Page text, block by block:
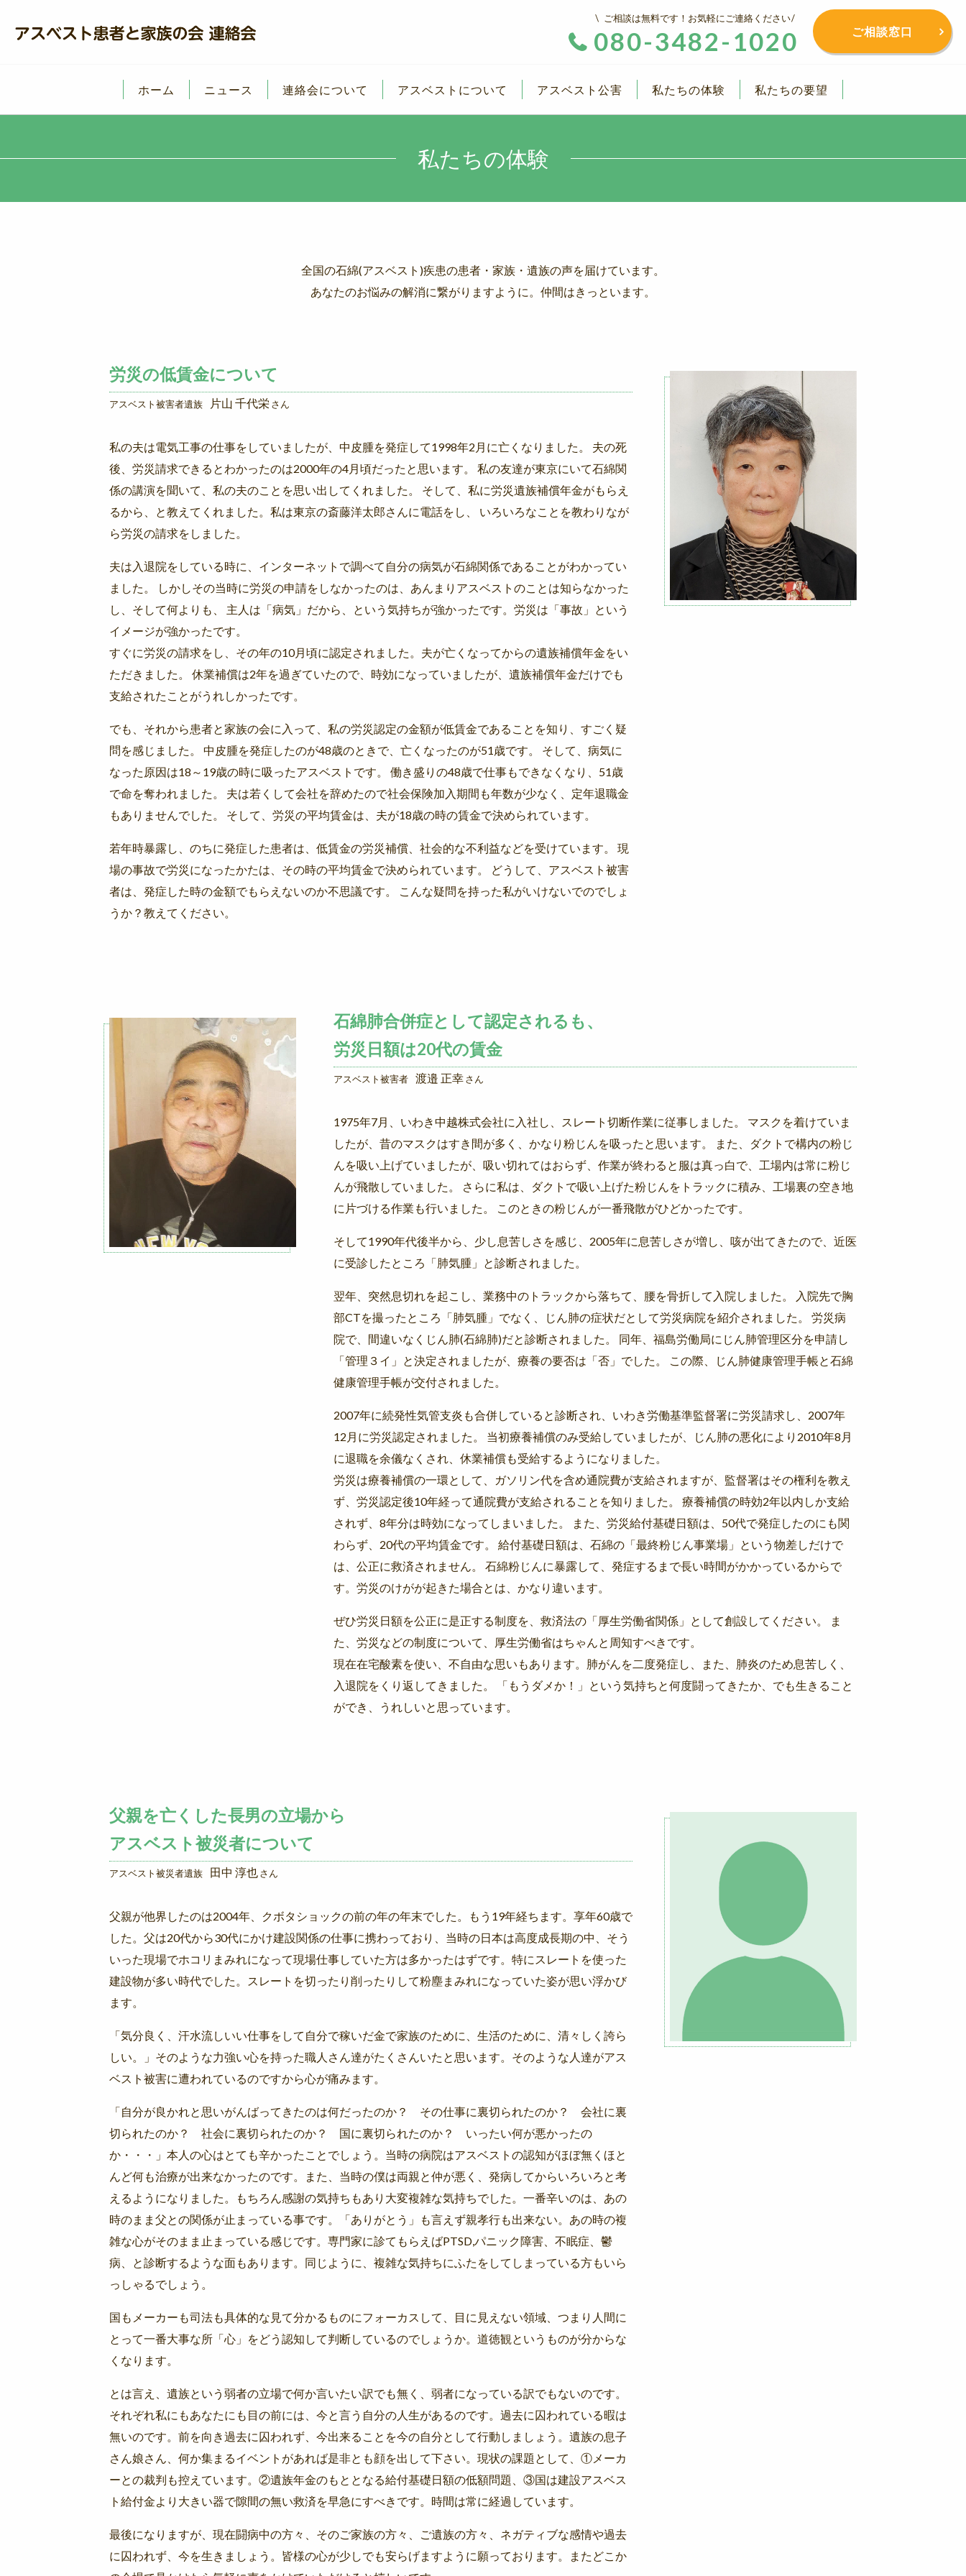
ご相談は無料です！お気軽にご連絡ください
080-3482-1020 ご相談窓口
ホーム ニュース 連絡会について アスベストについて アスベスト公害 私たちの体験 私たちの要望
私たちの体験
全国の石綿(アスベスト)疾患の患者・家族・遺族の声を届けています。
あなたのお悩みの解消に繋がりますように。仲間はきっといます。
労災の低賃金について
アスベスト被害者遺族 片山 千代栄さん
私の夫は電気工事の仕事をしていましたが、中皮腫を発症して1998年2月に亡くなりました。 夫の死
後、労災請求できるとわかったのは2000年の4月頃だったと思います。 私の友達が東京にいて石綿関
係の講演を聞いて、私の夫のことを思い出してくれました。 そして、私に労災遺族補償年金がもらえ
るから、と教えてくれました。私は東京の斎藤洋太郎さんに電話をし、 いろいろなことを教わりなが
ら労災の請求をしました。
夫は入退院をしている時に、インターネットで調べて自分の病気が石綿関係であることがわかってい
ました。 しかしその当時に労災の申請をしなかったのは、あんまりアスベストのことは知らなかった
し、そして何よりも、 主人は「病気」だから、という気持ちが強かったです。労災は「事故」という
イメージが強かったです。
すぐに労災の請求をし、その年の10月頃に認定されました。夫が亡くなってからの遺族補償年金をい
ただきました。 休業補償は2年を過ぎていたので、時効になっていましたが、遺族補償年金だけでも
支給されたことがうれしかったです。
でも、それから患者と家族の会に入って、私の労災認定の金額が低賃金であることを知り、すごく疑
問を感じました。 中皮腫を発症したのが48歳のときで、亡くなったのが51歳です。 そして、病気に
なった原因は18～19歳の時に吸ったアスベストです。 働き盛りの48歳で仕事もできなくなり、51歳
で命を奪われました。 夫は若くして会社を辞めたので社会保険加入期間も年数が少なく、定年退職金
もありませんでした。 そして、労災の平均賃金は、夫が18歳の時の賃金で決められています。
若年時暴露し、のちに発症した患者は、低賃金の労災補償、社会的な不利益などを受けています。 現
場の事故で労災になったかたは、その時の平均賃金で決められています。 どうして、アスベスト被害
者は、発症した時の金額でもらえないのか不思議です。 こんな疑問を持った私がいけないでのでしょ
うか？教えてください。
石綿肺合併症として認定されるも、
労災日額は20代の賃金
アスベスト被害者 渡邉 正幸さん
1975年7月、いわき中越株式会社に入社し、スレート切断作業に従事しました。 マスクを着けていま
したが、昔のマスクはすき間が多く、かなり粉じんを吸ったと思います。 また、ダクトで構内の粉じ
んを吸い上げていましたが、吸い切れてはおらず、作業が終わると服は真っ白で、工場内は常に粉じ
んが飛散していました。 さらに私は、ダクトで吸い上げた粉じんをトラックに積み、工場裏の空き地
に片づける作業も行いました。 このときの粉じんが一番飛散がひどかったです。
そして1990年代後半から、少し息苦しさを感じ、2005年に息苦しさが増し、咳が出てきたので、近医
に受診したところ「肺気腫」と診断されました。
翌年、突然息切れを起こし、業務中のトラックから落ちて、腰を骨折して入院しました。 入院先で胸
部CTを撮ったところ「肺気腫」でなく、じん肺の症状だとして労災病院を紹介されました。 労災病
院で、間違いなくじん肺(石綿肺)だと診断されました。 同年、福島労働局にじん肺管理区分を申請し
「管理３イ」と決定されましたが、療養の要否は「否」でした。 この際、じん肺健康管理手帳と石綿
健康管理手帳が交付されました。
2007年に続発性気管支炎も合併していると診断され、いわき労働基準監督署に労災請求し、2007年
12月に労災認定されました。 当初療養補償のみ受給していましたが、じん肺の悪化により2010年8月
に退職を余儀なくされ、休業補償も受給するようになりました。
労災は療養補償の一環として、ガソリン代を含め通院費が支給されますが、監督署はその権利を教え
ず、労災認定後10年経って通院費が支給されることを知りました。 療養補償の時効2年以内しか支給
されず、8年分は時効になってしまいました。 また、労災給付基礎日額は、50代で発症したのにも関
わらず、20代の平均賃金です。 給付基礎日額は、石綿の「最終粉じん事業場」という物差しだけで
は、公正に救済されません。 石綿粉じんに暴露して、発症するまで長い時間がかかっているからで
す。労災のけがが起きた場合とは、かなり違います。
ぜひ労災日額を公正に是正する制度を、救済法の「厚生労働省関係」として創設してください。 ま
た、労災などの制度について、厚生労働省はちゃんと周知すべきです。
現在在宅酸素を使い、不自由な思いもあります。肺がんを二度発症し、また、肺炎のため息苦しく、
入退院をくり返してきました。 「もうダメか！」という気持ちと何度闘ってきたか、でも生きること
ができ、うれしいと思っています。
父親を亡くした長男の立場から
アスベスト被災者について
アスベスト被災者遺族 田中 淳也さん
父親が他界したのは2004年、クボタショックの前の年の年末でした。もう19年経ちます。享年60歳で
した。父は20代から30代にかけ建設関係の仕事に携わっており、当時の日本は高度成長期の中、そう
いった現場でホコリまみれになって現場仕事していた方は多かったはずです。特にスレートを使った
建設物が多い時代でした。スレートを切ったり削ったりして粉塵まみれになっていた姿が思い浮かび
ます。
「気分良く、汗水流しいい仕事をして自分で稼いだ金で家族のために、生活のために、清々しく誇ら
しい。」そのような力強い心を持った職人さん達がたくさんいたと思います。そのような人達がアス
ベスト被害に遭われているのですから心が痛みます。
「自分が良かれと思いがんばってきたのは何だったのか？ その仕事に裏切られたのか？ 会社に裏
切られたのか？ 社会に裏切られたのか？ 国に裏切られたのか？ いったい何が悪かったの
か・・・」本人の心はとても辛かったことでしょう。当時の病院はアスベストの認知がほぼ無くほと
んど何も治療が出来なかったのです。また、当時の僕は両親と仲が悪く、発病してからいろいろと考
えるようになりました。もちろん感謝の気持ちもあり大変複雑な気持ちでした。一番辛いのは、あの
時のまま父との関係が止まっている事です。「ありがとう」も言えず親孝行も出来ない。あの時の複
雑な心がそのまま止まっている感じです。専門家に診てもらえばPTSD,パニック障害、不眠症、鬱
病、と診断するような面もあります。同じように、複雑な気持ちにふたをしてしまっている方もいら
っしゃるでしょう。
国もメーカーも司法も具体的な見て分かるものにフォーカスして、目に見えない領域、つまり人間に
とって一番大事な所「心」をどう認知して判断しているのでしょうか。道徳観というものが分からな
くなります。
とは言え、遺族という弱者の立場で何か言いたい訳でも無く、弱者になっている訳でもないのです。
それぞれ私にもあなたにも目の前には、今と言う自分の人生があるのです。過去に囚われている暇は
無いのです。前を向き過去に囚われず、今出来ることを今の自分として行動しましょう。遺族の息子
さん娘さん、何か集まるイベントがあれば是非とも顔を出して下さい。現状の課題として、①メーカ
ーとの裁判も控えています。②遺族年金のもととなる給付基礎日額の低額問題、③国は建設アスベス
ト給付金より大きい器で隙間の無い救済を早急にすべきです。時間は常に経過しています。
最後になりますが、現在闘病中の方々、そのご家族の方々、ご遺族の方々、ネガティブな感情や過去
に囚われず、今を生きましょう。皆様の心が少しでも安らげますように願っております。またどこか